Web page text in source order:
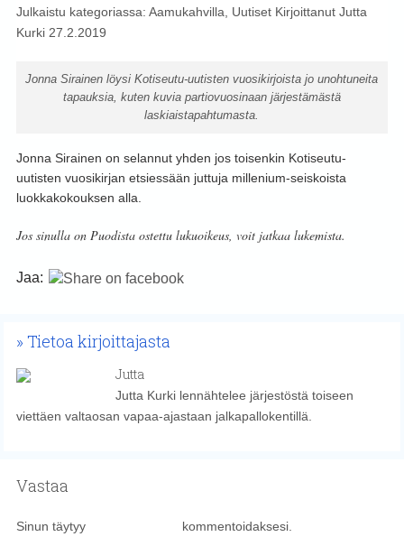
Julkaistu kategoriassa: Aamukahvilla UutisetKirjoittanut Jutta
Kurki27.2.2019
Jonna Sirainen löysi Kotiseutu-uutisten vuosikirjoista jo unohtuneita
tapauksia, kuten kuvia partiovuosinaan järjestämästä
laskiaistapahtumasta.
Jonna Sirainen on selannut yhden jos toisenkin Kotiseutu-
uutisten vuosikirjan etsiessään juttuja millenium-seiskoista
luokkakokouksen alla.
Jos sinulla on Puodista ostettu lukuoikeus, voit jatkaa lukemista.
Jaa:
Tietoa kirjoittajasta
Jutta
Jutta Kurki lennähtelee järjestöstä toiseen
viettäen valtaosan vapaa-ajastaan jalkapallokentillä.
Vastaa
Sinun täytyy kommentoidaksesi.